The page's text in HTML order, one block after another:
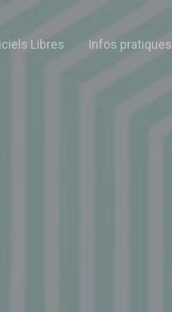
Libres Infos pratiques